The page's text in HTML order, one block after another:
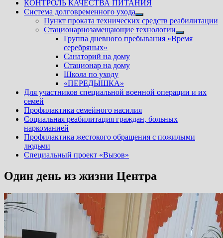
КОНТРОЛЬ КАЧЕСТВА ПИТАНИЯ
Система долговременного ухода
Показать
подменю
Пункт проката технических средств реабилитации
Стационарнозамещающие технологии
Показать
подменю
Группа дневного пребывания «Время
серебряных»
Санаторий на дому
Стационар на дому
Школа по уходу
«ПЕРЕДЫШКА»
Для участников специальной военной операции и их
семей
Профилактика семейного насилия
Социальная реабилитация граждан, больных
наркоманией
Профилактика жестокого обращения с пожилыми
людьми
Специальный проект «Вызов»
Один день из жизни Центра